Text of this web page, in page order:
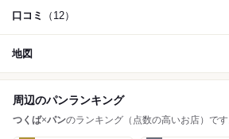
口コミ （12）
地図
周辺のパンランキング
つくば×パンのランキング（点数の高いお店）です